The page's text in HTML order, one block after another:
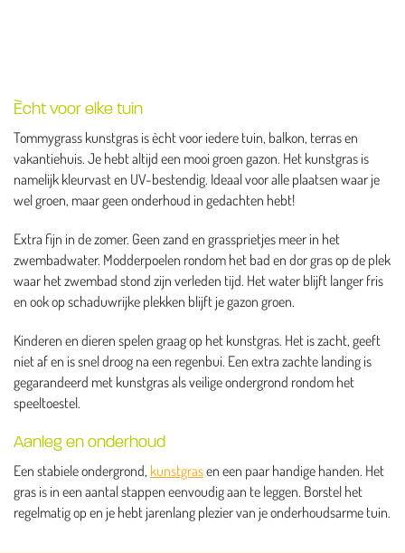
Ècht voor elke tuin
Tommygrass kunstgras is ècht voor iedere tuin, balkon, terras en
vakantiehuis. Je hebt altijd een mooi groen gazon. Het kunstgras is
namelijk kleurvast en UV-bestendig. Ideaal voor alle plaatsen waar je
wel groen, maar geen onderhoud in gedachten hebt!
Extra fijn in de zomer. Geen zand en grassprietjes meer in het
zwembadwater. Modderpoelen rondom het bad en dor gras op de plek
waar het zwembad stond zijn verleden tijd. Het water blijft langer fris
en ook op schaduwrijke plekken blijft je gazon groen.
Kinderen en dieren spelen graag op het kunstgras. Het is zacht, geeft
niet af en is snel droog na een regenbui. Een extra zachte landing is
gegarandeerd met kunstgras als veilige ondergrond rondom het
speeltoestel.
Aanleg en onderhoud
Een stabiele ondergrond, kunstgrasen een paar handige handen. Het
gras is in een aantal stappen eenvoudig aan te leggen. Borstel het
regelmatig op en je hebt jarenlang plezier van je onderhoudsarme tuin.